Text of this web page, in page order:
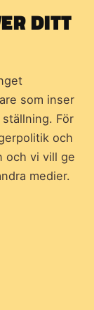
DITT
som inser
För
och
och vi vill ge
medier.